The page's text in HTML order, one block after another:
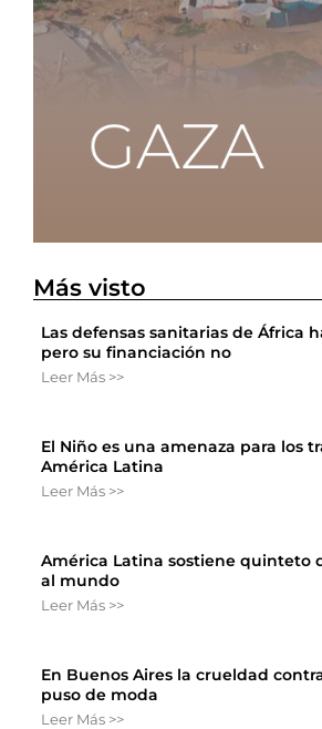
Más visto
Las defensas sanitarias de África
pero su financiación no
Leer Más >>
El Niño es una amenaza para los
América Latina
Leer Más >>
América Latina sostiene quinteto
al mundo
Leer Más >>
En Buenos Aires la crueldad
puso de moda
Leer Más >>